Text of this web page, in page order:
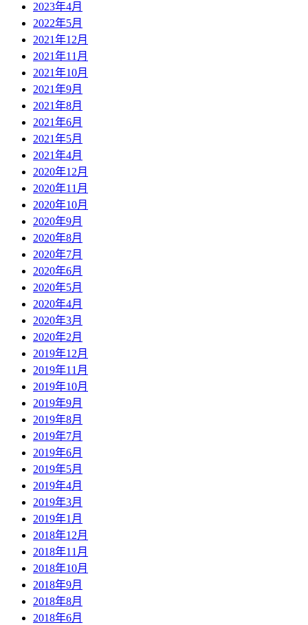
2023年4月
2022年5月
2021年12月
2021年11月
2021年10月
2021年9月
2021年8月
2021年6月
2021年5月
2021年4月
2020年12月
2020年11月
2020年10月
2020年9月
2020年8月
2020年7月
2020年6月
2020年5月
2020年4月
2020年3月
2020年2月
2019年12月
2019年11月
2019年10月
2019年9月
2019年8月
2019年7月
2019年6月
2019年5月
2019年4月
2019年3月
2019年1月
2018年12月
2018年11月
2018年10月
2018年9月
2018年8月
2018年6月